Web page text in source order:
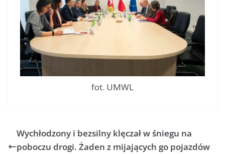
fot. UMWL
Wychłodzony i bezsilny klęczał w śniegu na
poboczu drogi. Żaden z mijających go pojazdów